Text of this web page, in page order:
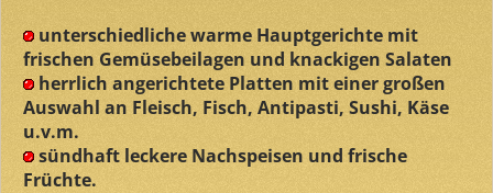
unterschiedliche warme Hauptgerichte mit
frischen Gemüsebeilagen und knackigen Salaten
herrlich angerichtete Platten mit einer großen
Auswahl an Fleisch, Fisch, Antipasti, Sushi, Käse
u.v.m.
sündhaft leckere Nachspeisen und frische
Früchte.